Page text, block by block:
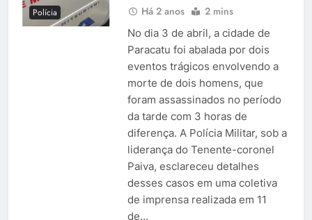
Polícia Há 2 anos 2 mins
No dia 3 de abril, a cidade de
Paracatu foi abalada por dois
eventos trágicos envolvendo a
morte de dois homens, que
foram assassinados no período
da tarde com 3 horas de
diferença. A Polícia Militar, sob a
liderança do Tenente-coronel
Paiva, esclareceu detalhes
desses casos em uma coletiva
de imprensa realizada em 11
de…